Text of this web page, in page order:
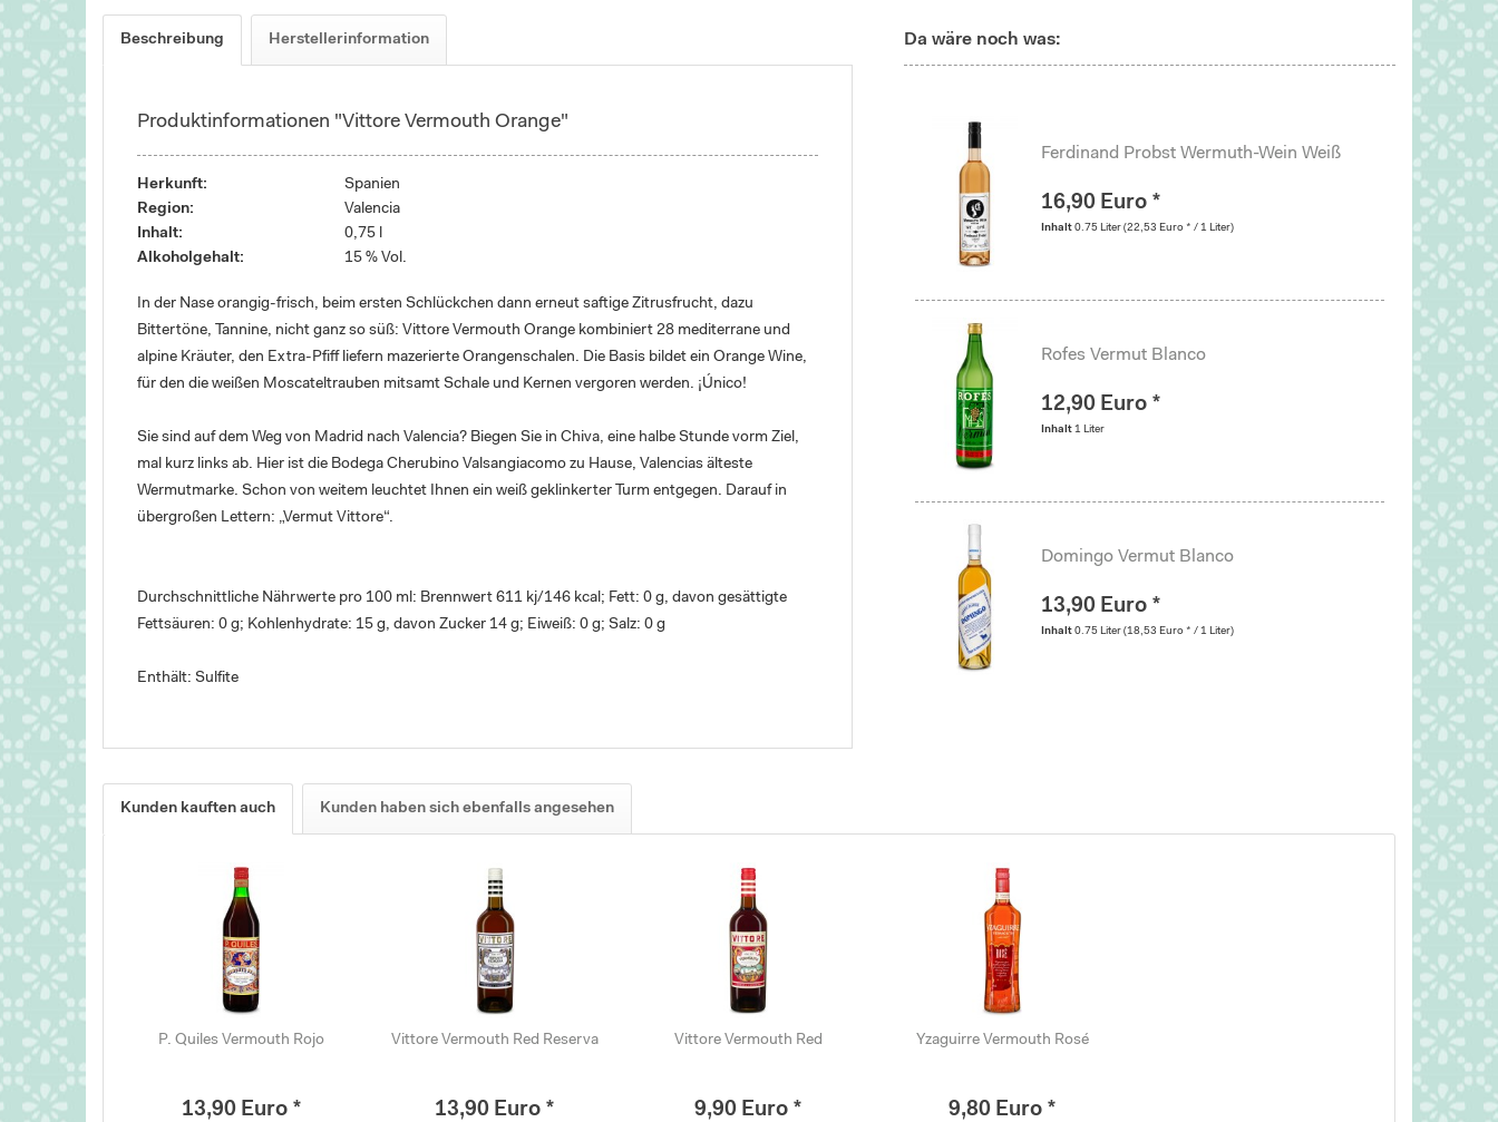
Beschreibung Herstellerinformation
Produktinformationen "Vittore Vermouth Orange"
Herkunft:
Spanien
Region:
Valencia
Inhalt:
0,75 l
Alkoholgehalt:
15 % Vol.
In der Nase orangig-frisch, beim ersten Schlückchen dann erneut saftige Zitrusfrucht, dazu
Bittertöne, Tannine, nicht ganz so süß: Vittore Vermouth Orange kombiniert 28 mediterrane und
alpine Kräuter, den Extra-Pfiff liefern mazerierte Orangenschalen. Die Basis bildet ein Orange Wine,
für den die weißen Moscateltrauben mitsamt Schale und Kernen vergoren werden. ¡Único!
Sie sind auf dem Weg von Madrid nach Valencia? Biegen Sie in Chiva, eine halbe Stunde vorm Ziel,
mal kurz links ab. Hier ist die Bodega Cherubino Valsangiacomo zu Hause, Valencias älteste
Wermutmarke. Schon von weitem leuchtet Ihnen ein weiß geklinkerter Turm entgegen. Darauf in
übergroßen Lettern: „Vermut Vittore“.
Durchschnittliche Nährwerte pro 100 ml: Brennwert 611 kj/146 kcal; Fett: 0 g, davon gesättigte
Fettsäuren: 0 g; Kohlenhydrate: 15 g, davon Zucker 14 g; Eiweiß: 0 g; Salz: 0 g
Enthält: Sulfite
Da wäre noch was:
Ferdinand Probst Wermuth-Wein Weiß
16,90 Euro *
Inhalt 0.75 Liter (22,53 Euro * / 1 Liter)
Rofes Vermut Blanco
12,90 Euro *
Inhalt 1 Liter
Domingo Vermut Blanco
13,90 Euro *
Inhalt 0.75 Liter (18,53 Euro * / 1 Liter)
Kunden kauften auch Kunden haben sich ebenfalls angesehen
P. Quiles Vermouth Rojo
13,90 Euro *
Vittore Vermouth Red Reserva
13,90 Euro *
Vittore Vermouth Red
9,90 Euro *
Yzaguirre Vermouth Rosé
9,80 Euro *